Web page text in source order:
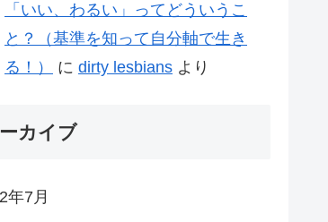
「いい、わるい」ってどういうこ
と？（基準を知って自分軸で生き
る！）
に dirty lesbians より
カイブ
年7月